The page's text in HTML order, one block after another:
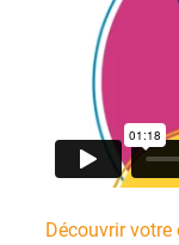
Découvrir